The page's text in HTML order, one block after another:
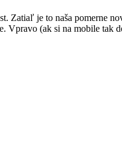
Zatiaľ je to naša pomerne
Vpravo (ak si na mobile tak